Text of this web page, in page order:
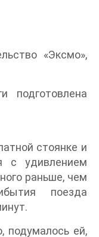
«Эксмо»,
подготовлена
стоянке и
с удивлением
раньше, чем
поезда
подумалось ей,